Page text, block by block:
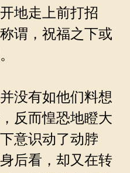
地走上前打招
谓，祝福之下或
没有如他们料想
反而惶恐地瞪大
意识动了动脖
后看，却又在转